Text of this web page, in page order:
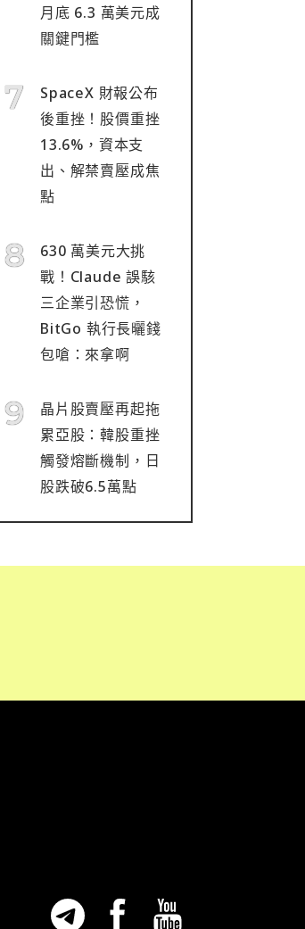
月底 6.3 萬美元成
關鍵門檻
SpaceX 財報公布
後重挫！股價重挫
13.6%，資本支
出、解禁賣壓成焦
點
630 萬美元大挑
戰！Claude 誤駭
三企業引恐慌，
BitGo 執行長曬錢
包嗆：來拿啊
晶片股賣壓再起拖
累亞股：韓股重挫
觸發熔斷機制，日
股跌破6.5萬點